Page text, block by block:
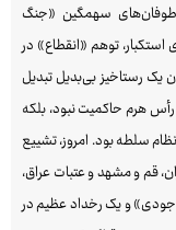
سهمگین «جنگ
توهم «انقطاع» در
یک رستاخیز بی‌بدیل تبدیل
هرم حاکمیت نبود، بلکه
سلطه بود. امروز، تشییع
قم و مشهد و عتبات عراق،
و یک رخداد عظیم در